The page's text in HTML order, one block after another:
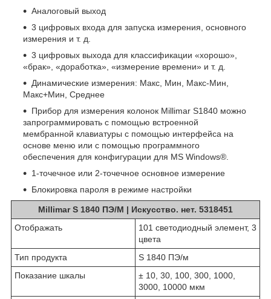
Аналоговый выход
3 цифровых входа для запуска измерения, основного
измерения и т. д.
3 цифровых выхода для классификации «хорошо»,
«брак», «доработка», «измерение времени» и т. д.
Динамические измерения: Макс, Мин, Макс-Мин,
Макс+Мин, Среднее
Прибор для измерения колонок Millimar S1840 можно
запрограммировать с помощью встроенной
мембранной клавиатуры с помощью интерфейса на
основе меню или с помощью программного
обеспечения для конфигурации для MS Windows®.
1-точечное или 2-точечное основное измерение
Блокировка пароля в режиме настройки
Millimar S 1840 ПЭ/М | Искусство. нет. 5318451
Отображать
101 светодиодный элемент, 3
цвета
Тип продукта
S 1840 ПЭ/м
Показание шкалы
± 10, 30, 100, 300, 1000,
3000, 10000 мкм